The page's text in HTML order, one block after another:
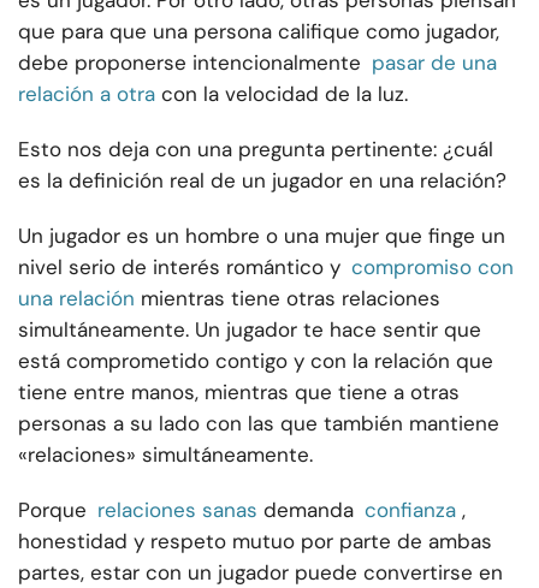
que para que una persona califique como jugador,
debe proponerse intencionalmente pasar de una
relación a otra con la velocidad de la luz.
Esto nos deja con una pregunta pertinente: ¿cuál
es la definición real de un jugador en una relación?
Un jugador es un hombre o una mujer que finge un
nivel serio de interés romántico y compromiso con
una relación mientras tiene otras relaciones
simultáneamente. Un jugador te hace sentir que
está comprometido contigo y con la relación que
tiene entre manos, mientras que tiene a otras
personas a su lado con las que también mantiene
«relaciones» simultáneamente.
Porque relaciones sanas demanda confianza ,
honestidad y respeto mutuo por parte de ambas
partes, estar con un jugador puede convertirse en